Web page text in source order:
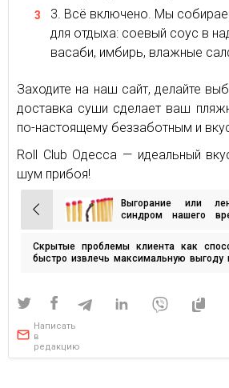
Всё включено. Мы
для отдыха: соевый соус в
васаби, имбирь, влажные
Заходите на наш сайт, делайте
доставка суши сделает ваш
по-настоящему беззаботным и
Roll Club Одесса — идеальный
шум прибоя!
Навигация
по
записям
Выгорание или
синдром нашего
Скрытые проблемы клиента как
быстро извлечь максимальную выгоду
Написать
в
редакцию